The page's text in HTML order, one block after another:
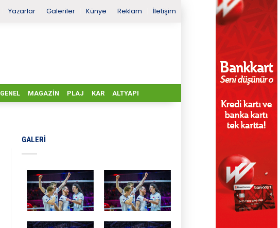
Yazarlar Galeriler Künye Reklam İletişim
GENEL MAGAZIN PLAJ KAR ALTYAPI
GALERI